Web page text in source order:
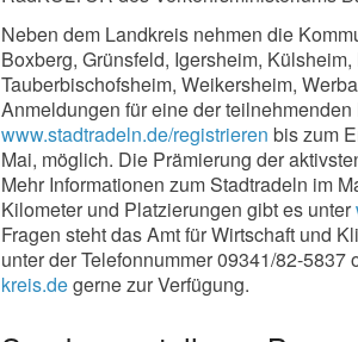
Neben dem Landkreis nehmen die
Boxberg, Grünsfeld, Igersheim,
Tauberbischofsheim, Weikersheim,
Anmeldungen für eine der
www.stadtradeln.de/registrieren bis zum
Mai, möglich. Die Prämierung der
Mehr Informationen zum Stadtradeln im
Kilometer und Platzierungen gibt es unter
Fragen steht das Amt für Wirtschaft und
unter der Telefonnummer 09341/82-5837
kreis.degerne zur Verfügung.